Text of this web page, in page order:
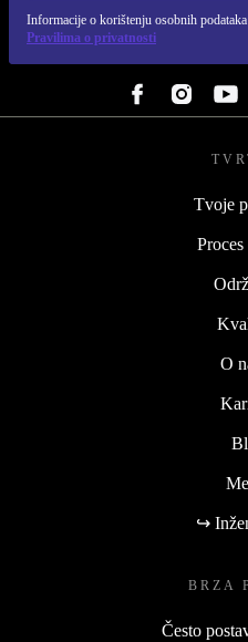
Informacije o korištenju osobnih
Pravilima o privatnosti
Tvoje
O
↪
BRZA
Često